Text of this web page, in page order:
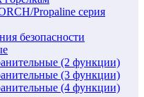
Propaline серия
безопасности
(2 функции)
(3 функции)
(4 функции)